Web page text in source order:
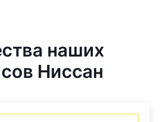
наших
Ниссан